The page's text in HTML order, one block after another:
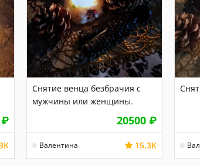
₽
Снятие венца безбрачия с
мужчины или женщины.
Печать одиночества.20500 ₽
Валентина 15.3K